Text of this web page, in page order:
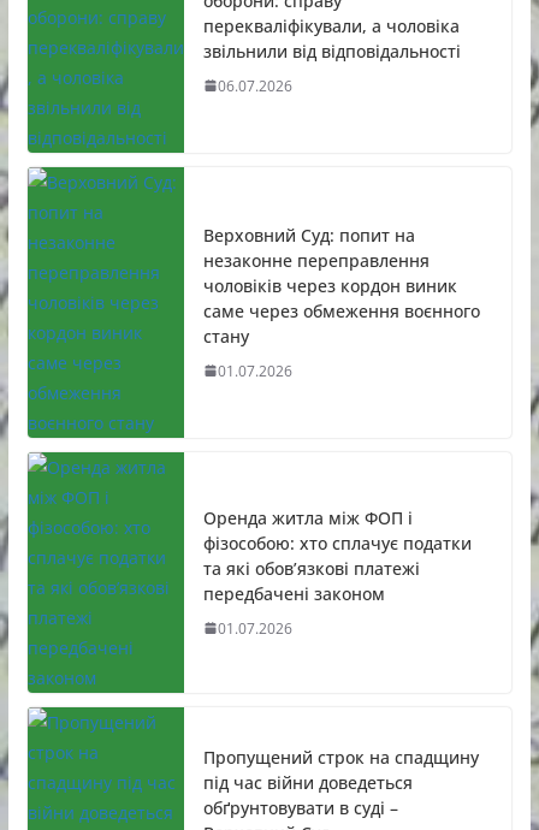
перекваліфікували, а чоловіка
звільнили від відповідальності
06.07.2026
Верховний Суд: попит на
незаконне переправлення
чоловіків через кордон виник
саме через обмеження воєнного
стану
01.07.2026
Оренда житла між ФОП і
фізособою: хто сплачує податки
та які обов’язкові платежі
передбачені законом
01.07.2026
Пропущений строк на спадщину
під час війни доведеться
обґрунтовувати в суді –